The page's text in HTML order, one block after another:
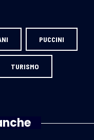
PUCCINI
TURISMO